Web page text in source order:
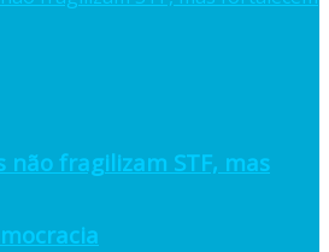
não fragilizam STF, mas